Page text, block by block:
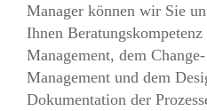
Manager können wir Sie
Ihnen
Management, dem
Management und dem
Dokumentation der